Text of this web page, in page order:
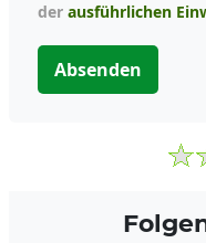
der ausführlichen
Absenden